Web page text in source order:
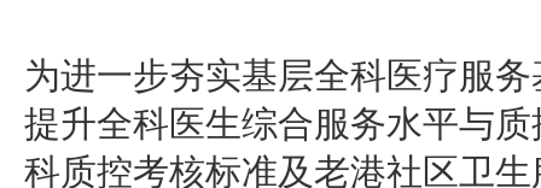
为进一步夯实基层全科医疗服
提升全科医生综合服务水平与
科质控考核标准及老港社区卫